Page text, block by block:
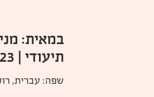
במאית:
תיעודי | 23 דק
שפה: עברית,